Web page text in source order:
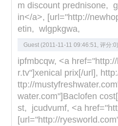
m discount prednisone,
in</a>, [url="http://
etin, wlgpkgwa,
Guest (2011-11-11 09:46:51, 评分:0)
ipfmbcqw, <a
r.tv"]xenical prix[/url],
ttp://
water.com"]Baclofen
st, jcudvumf, <a
[url="http://